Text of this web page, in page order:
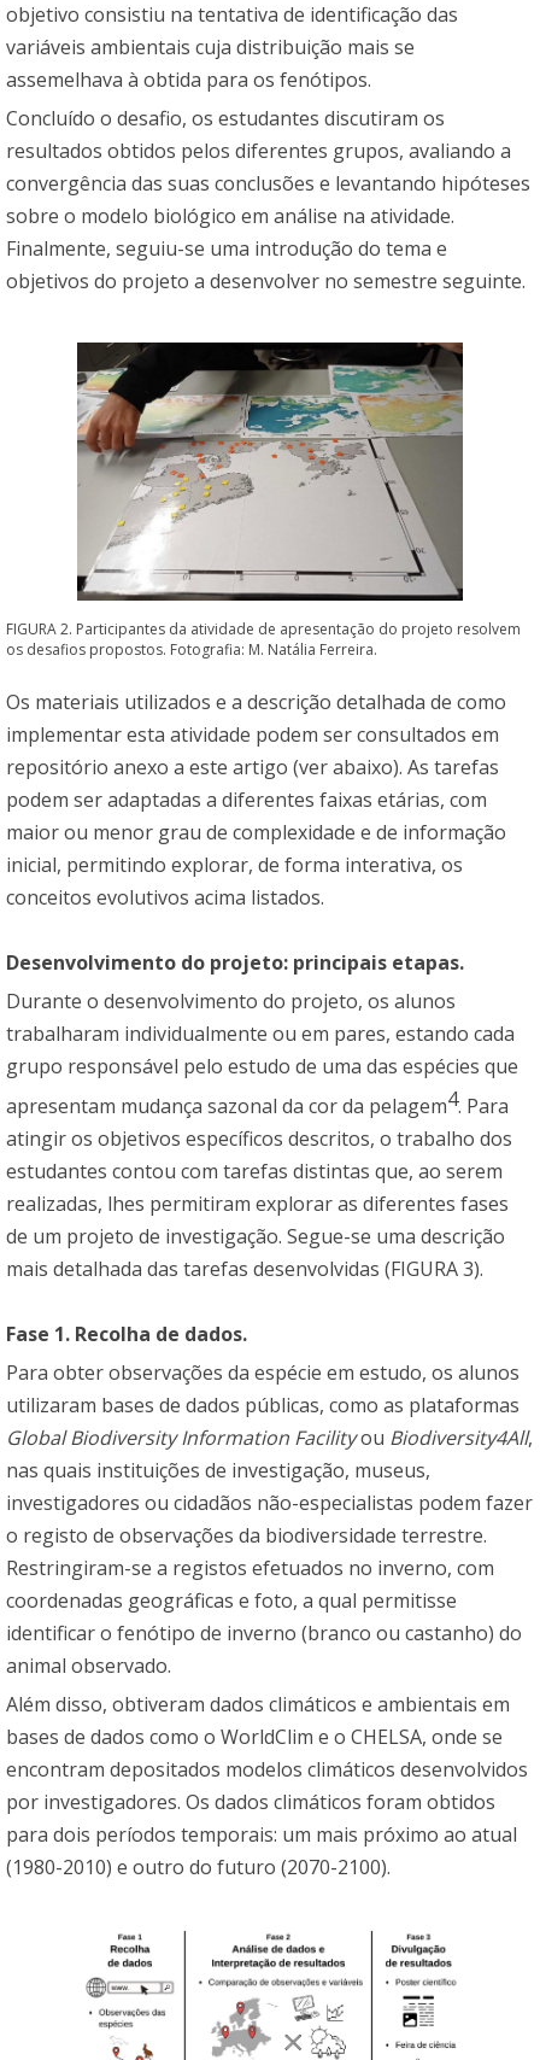
objetivo consistiu na tentativa de identificação das
variáveis ambientais cuja distribuição mais se
assemelhava à obtida para os fenótipos.
Concluído o desafio, os estudantes discutiram os
resultados obtidos pelos diferentes grupos, avaliando a
convergência das suas conclusões e levantando hipóteses
sobre o modelo biológico em análise na atividade.
Finalmente, seguiu-se uma introdução do tema e
objetivos do projeto a desenvolver no semestre seguinte.
FIGURA 2. Participantes da atividade de apresentação do projeto resolvem
os desafios propostos. Fotografia: M. Natália Ferreira.
Os materiais utilizados e a descrição detalhada de como
implementar esta atividade podem ser consultados em
repositório anexo a este artigo (ver abaixo). As tarefas
podem ser adaptadas a diferentes faixas etárias, com
maior ou menor grau de complexidade e de informação
inicial, permitindo explorar, de forma interativa, os
conceitos evolutivos acima listados.
Desenvolvimento do projeto: principais etapas.
Durante o desenvolvimento do projeto, os alunos
trabalharam individualmente ou em pares, estando cada
grupo responsável pelo estudo de uma das espécies que
apresentam mudança sazonal da cor da pelagem4. Para
atingir os objetivos específicos descritos, o trabalho dos
estudantes contou com tarefas distintas que, ao serem
realizadas, lhes permitiram explorar as diferentes fases
de um projeto de investigação. Segue-se uma descrição
mais detalhada das tarefas desenvolvidas (FIGURA 3).
Fase 1. Recolha de dados.
Para obter observações da espécie em estudo, os alunos
utilizaram bases de dados públicas, como as plataformas
Global Biodiversity Information Facilityou Biodiversity4All,
nas quais instituições de investigação, museus,
investigadores ou cidadãos não-especialistas podem fazer
o registo de observações da biodiversidade terrestre.
Restringiram-se a registos efetuados no inverno, com
coordenadas geográficas e foto, a qual permitisse
identificar o fenótipo de inverno (branco ou castanho) do
animal observado.
Além disso, obtiveram dados climáticos e ambientais em
bases de dados como o WorldClim e o CHELSA, onde se
encontram depositados modelos climáticos desenvolvidos
por investigadores. Os dados climáticos foram obtidos
para dois períodos temporais: um mais próximo ao atual
(1980-2010) e outro do futuro (2070-2100).